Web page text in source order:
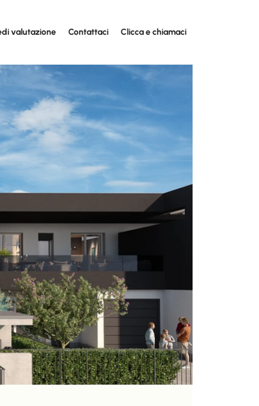
valutazione Contattaci Clicca e chiamaci